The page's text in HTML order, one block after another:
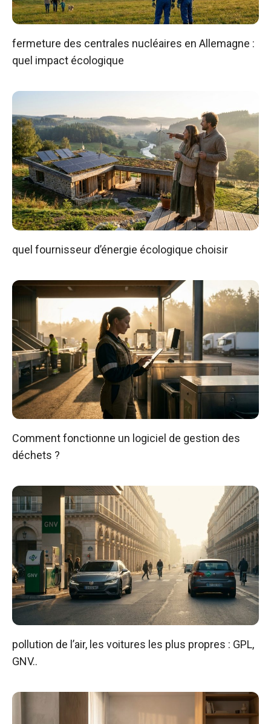
fermeture des centrales nucléaires en Allemagne :
quel impact écologique
quel fournisseur d’énergie écologique choisir
Comment fonctionne un logiciel de gestion des
déchets ?
pollution de l’air, les voitures les plus propres : GPL,
GNV..